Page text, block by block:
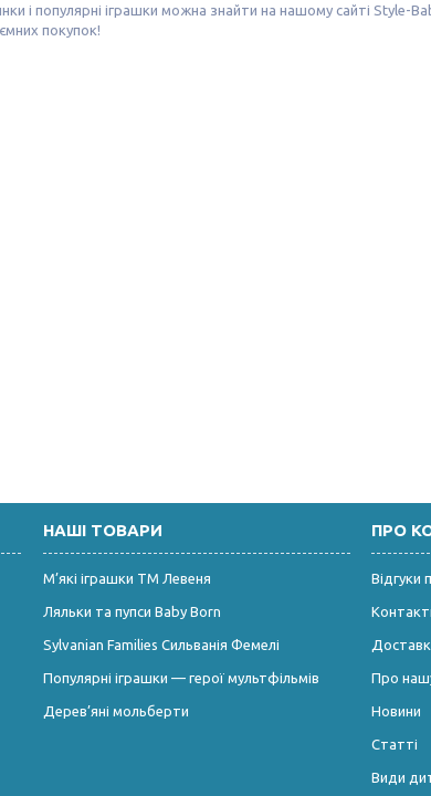
і популярні іграшки можна знайти на нашому сайті Style-
покупок!
НАШІ ТОВАРИ
М’які іграшки ТМ Левеня
Ляльки та пупси Baby Born
Sylvanian Families Сильванія Фемелі
Популярні іграшки — герої мультфільмів
Дерев’яні мольберти
ПРО
Відгуки
Про
Новини
Статті
Види